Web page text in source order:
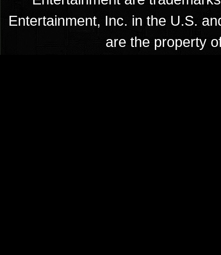
Entertainment, Inc. in the U.S.
are the property